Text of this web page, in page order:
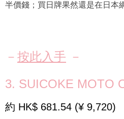
半價錢；買日牌果然還是在日本
－ 按此入手 －
3. SUICOKE MOTO
約 HK$ 681.54 (¥ 9,720)